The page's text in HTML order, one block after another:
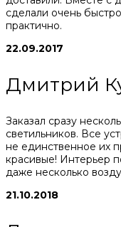
сделали очень
практично.
22.09.2017
Дмитрий
Заказал сразу
светильников. Все
не единственное их
красивые! Интерьер
даже несколько
21.10.2018